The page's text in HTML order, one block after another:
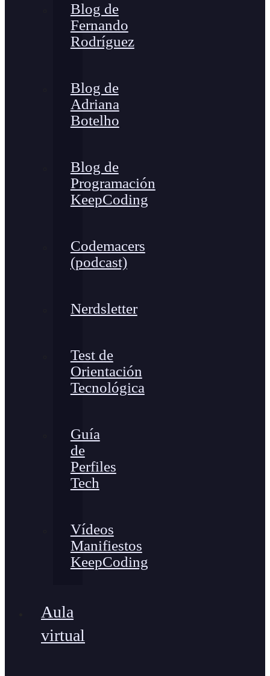
Blog de
Fernando
Rodríguez
Blog de
Adriana
Botelho
Blog de
Programación
KeepCoding
Codemacers
(podcast)
Nerdsletter
Test de
Orientación
Tecnológica
Guía
de
Perfiles
Tech
Vídeos
Manifiestos
KeepCoding
Aula
virtual